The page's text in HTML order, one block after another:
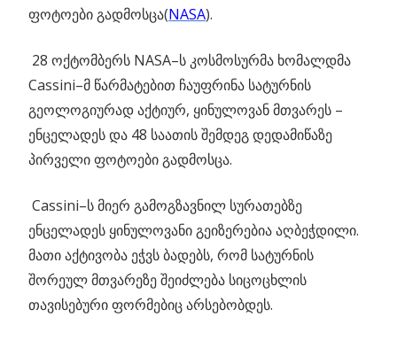
ფოტოები გადმოსცა(NASA).
28 ოქტომბერს NASA–ს კოსმოსურმა ხომალდმა
Cassini–მ წარმატებით ჩაუფრინა სატურნის
გეოლოგიურად აქტიურ, ყინულოვან მთვარეს –
ენცელადეს და 48 საათის შემდეგ დედამიწაზე
პირველი ფოტოები გადმოსცა.
Cassini–ს მიერ გამოგზავნილ სურათებზე
ენცელადეს ყინულოვანი გეიზერებია აღბეჭდილი.
მათი აქტივობა ეჭვს ბადებს, რომ სატურნის
შორეულ მთვარეზე შეიძლება სიცოცხლის
თავისებური ფორმებიც არსებობდეს.